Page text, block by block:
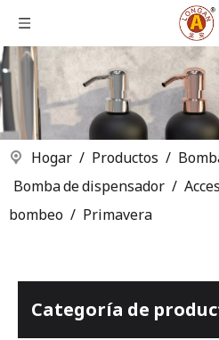
Hogar / Productos /
Bomba de dispensador /
bombeo / Primavera
Categoría de